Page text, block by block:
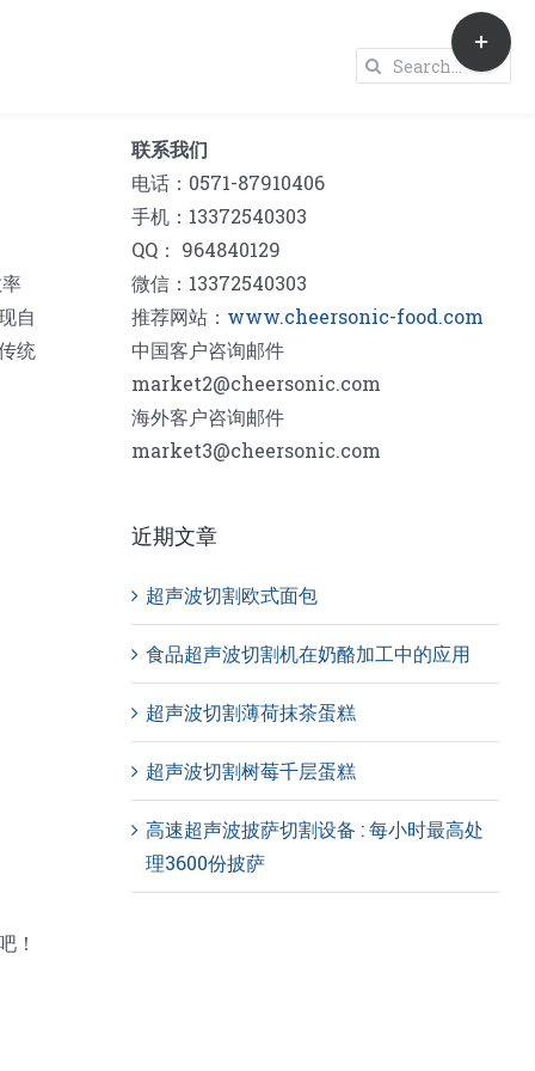
Search
自
统
！
联系我们
电话：0571-87910406
手机：13372540303
QQ： 964840129
微信：13372540303
推荐网站： www.cheersonic-food.com
中国客户咨询邮件
market2@cheersonic.com
海外客户咨询邮件
market3@cheersonic.com
近期文章
超声波切割欧式面包
食品超声波切割机在奶酪加工中的应用
超声波切割薄荷抹茶蛋糕
超声波切割树莓千层蛋糕
高速超声波披萨切割设备 : 每小时最高处
理3600份披萨
Toggle
Sliding